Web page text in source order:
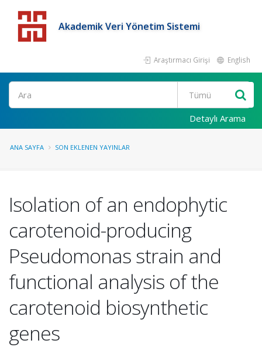
Akademik Veri Yönetim Sistemi
Araştırmacı Girişi English
Detaylı Arama
ANA SAYFA SON EKLENEN YAYINLAR
Isolation of an endophytic
carotenoid-producing
Pseudomonas strain and
functional analysis of the
carotenoid biosynthetic
genes